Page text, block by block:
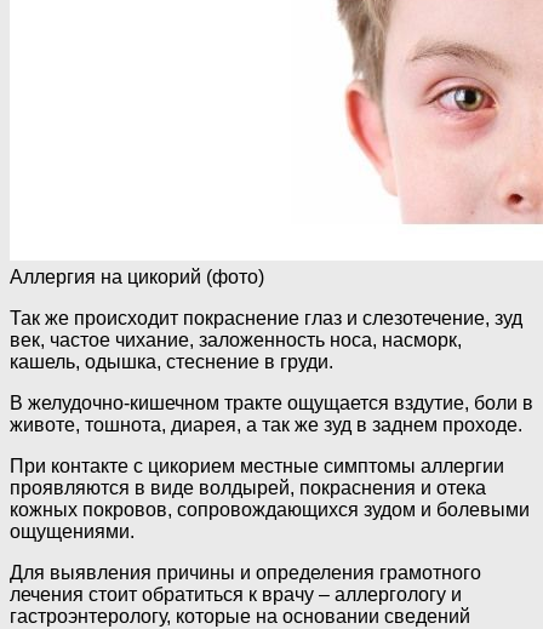
Аллергия на цикорий (фото)
Так же происходит покраснение глаз и слезотечение, зуд
век, частое чихание, заложенность носа, насморк,
кашель, одышка, стеснение в груди.
В желудочно-кишечном тракте ощущается вздутие, боли в
животе, тошнота, диарея, а так же зуд в заднем проходе.
При контакте с цикорием местные симптомы аллергии
проявляются в виде волдырей, покраснения и отека
кожных покровов, сопровождающихся зудом и болевыми
ощущениями.
Для выявления причины и определения грамотного
лечения стоит обратиться к врачу – аллергологу и
гастроэнтерологу, которые на основании сведений